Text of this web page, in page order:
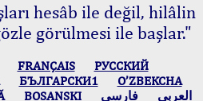
hesâb ile değil, hilâlin
görülmesi ile başlar."
FRANÇAIS
РУССКИЙ
БЪЛГАРСКИ1
O’ZBEKCHA
BOSANSKI العربي فارسی